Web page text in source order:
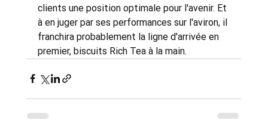
clients une position optimale pour l'avenir. Et
à en juger par ses performances sur l'aviron, il
franchira probablement la ligne d'arrivée en
premier, biscuits Rich Tea à la main.